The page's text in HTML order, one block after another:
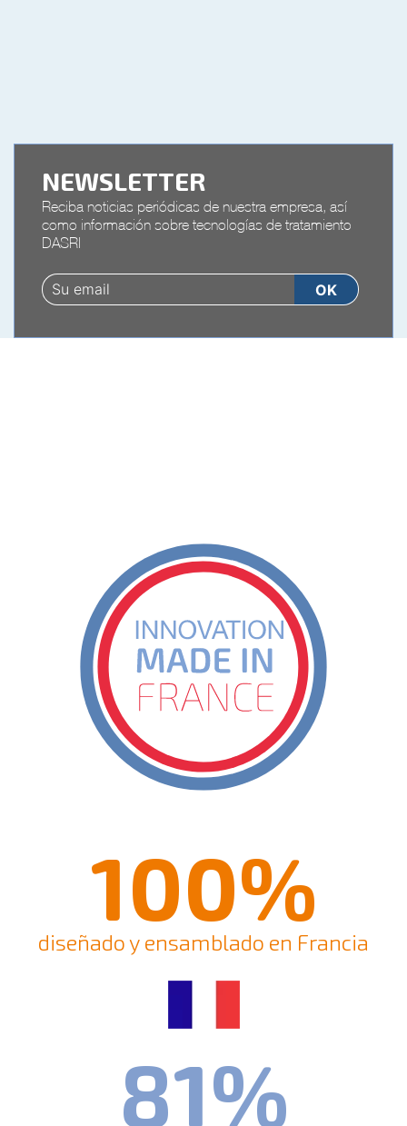
NEWSLETTER
Reciba noticias periódicas de nuestra empresa, así
como información sobre tecnologías de tratamiento
DASRI
100%
diseñado y ensamblado en Francia
81%